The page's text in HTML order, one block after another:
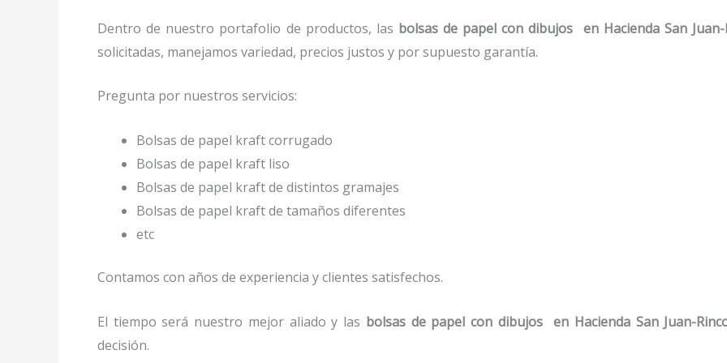
Dentro de nuestro portafolio de productos, las bolsas de papel con dibujos en Hacienda San
solicitadas, manejamos variedad, precios justos y por supuesto garantía.
Pregunta por nuestros servicios:
Bolsas de papel kraft corrugado
Bolsas de papel kraft liso
Bolsas de papel kraft de distintos gramajes
Bolsas de papel kraft de tamaños diferentes
etc
Contamos con años de experiencia y clientes satisfechos.
El tiempo será nuestro mejor aliado y las bolsas de papel con dibujos
en Hacienda San Juan-
decisión.